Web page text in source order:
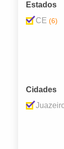
Estados
CE (6)
Cidades